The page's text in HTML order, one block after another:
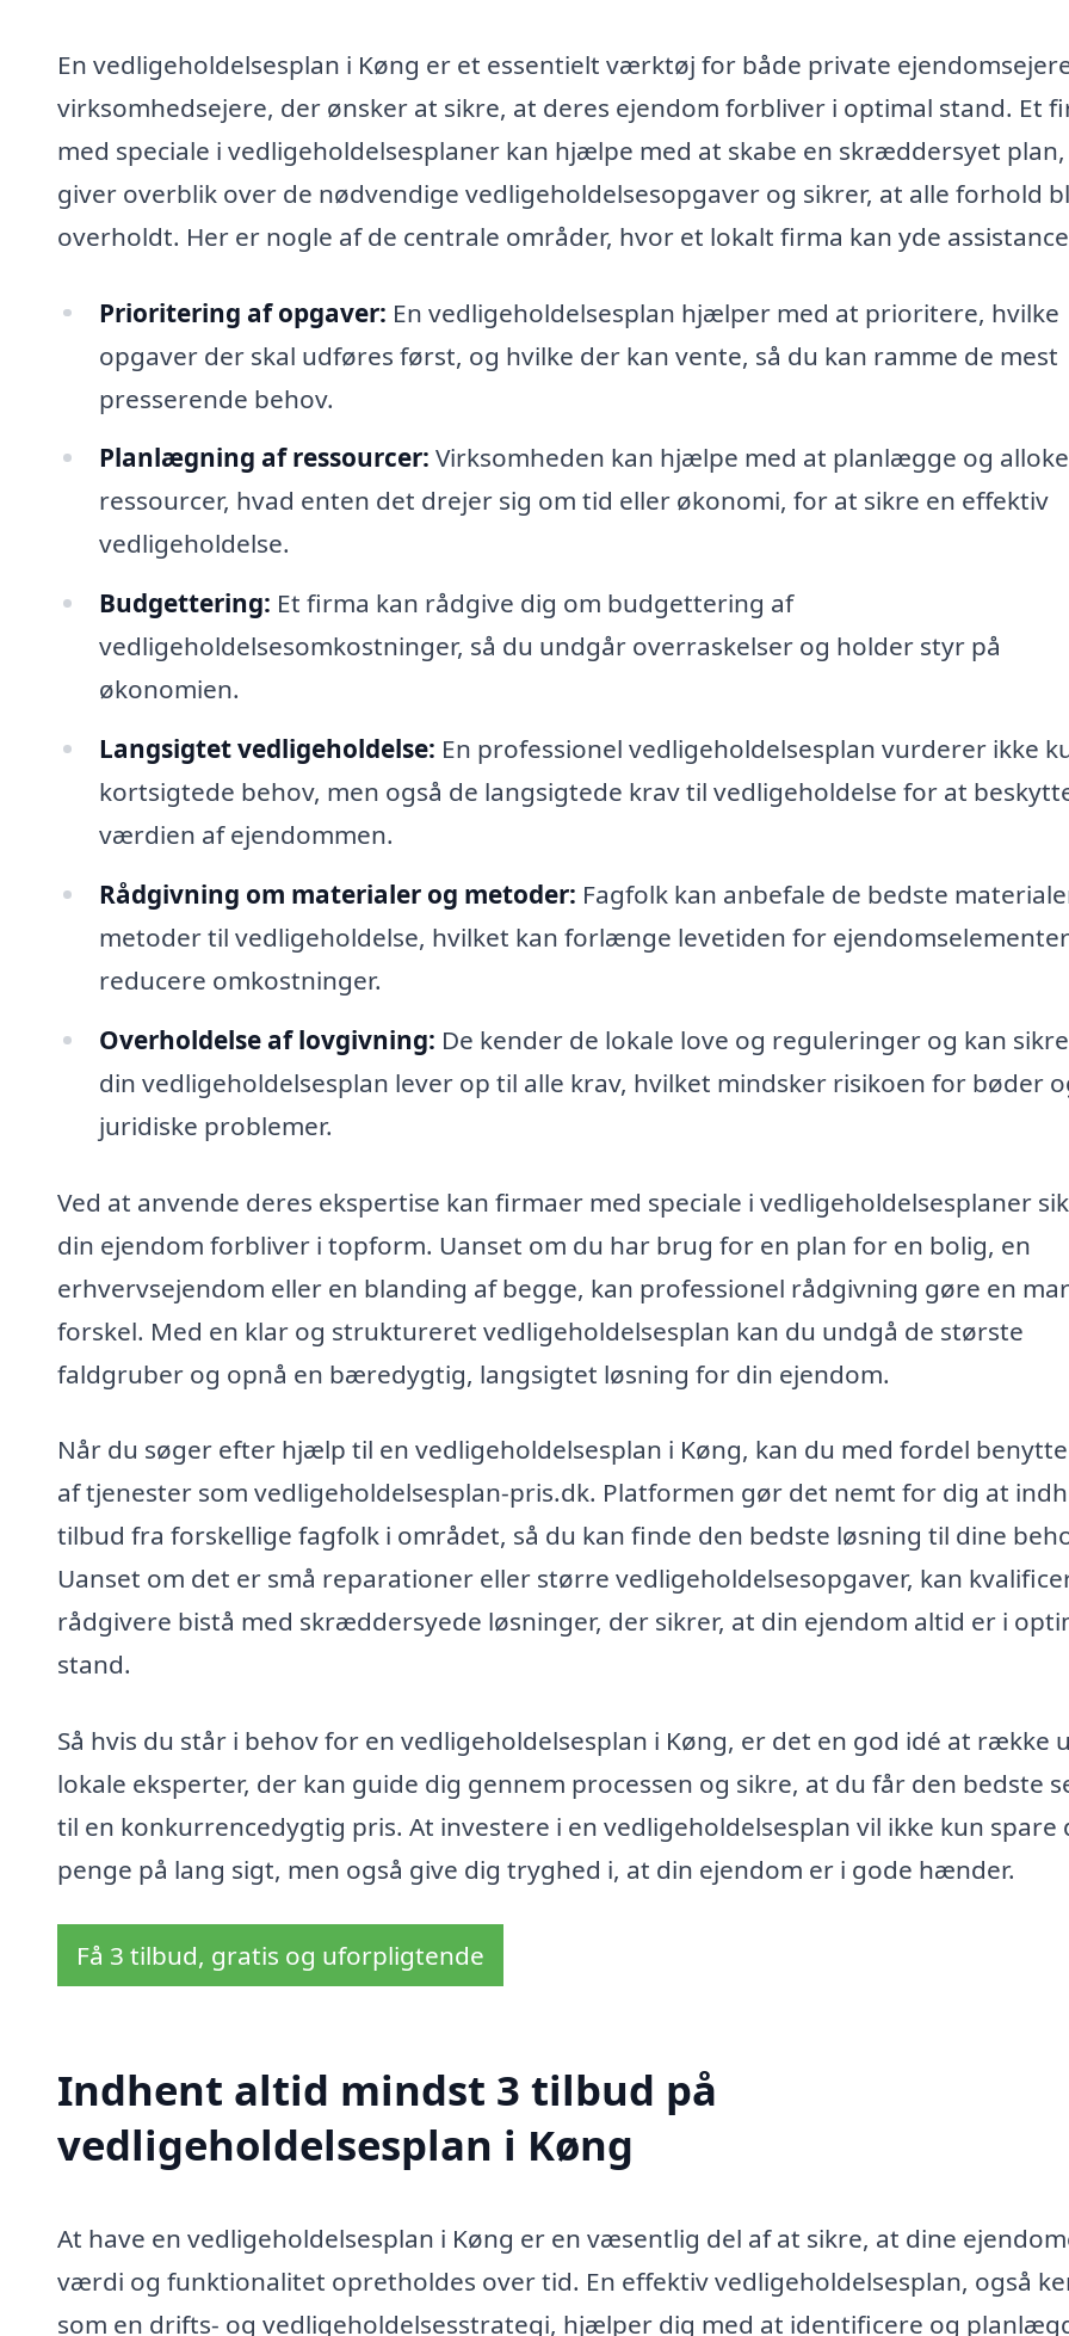
En vedligeholdelsesplan i Køng er et essentielt værktøj for både private
virksomhedsejere, der ønsker at sikre, at deres ejendom forbliver i optimal stand. Et
med speciale i vedligeholdelsesplaner kan hjælpe med at skabe en skræddersyet
giver overblik over de nødvendige vedligeholdelsesopgaver og sikrer, at alle forhold
overholdt. Her er nogle af de centrale områder, hvor et lokalt firma kan yde
Prioritering af opgaver: En vedligeholdelsesplan hjælper med at prioritere, hvilke
opgaver der skal udføres først, og hvilke der kan vente, så du kan ramme de mest
presserende behov.
Planlægning af ressourcer: Virksomheden kan hjælpe med at planlægge og
ressourcer, hvad enten det drejer sig om tid eller økonomi, for at sikre en effektiv
vedligeholdelse.
Budgettering: Et firma kan rådgive dig om budgettering af
vedligeholdelsesomkostninger, så du undgår overraskelser og holder styr på
økonomien.
Langsigtet vedligeholdelse: En professionel vedligeholdelsesplan vurderer ikke
kortsigtede behov, men også de langsigtede krav til vedligeholdelse for at
værdien af ejendommen.
Rådgivning om materialer og metoder: Fagfolk kan anbefale de bedste
metoder til vedligeholdelse, hvilket kan forlænge levetiden for
reducere omkostninger.
Overholdelse af lovgivning: De kender de lokale love og reguleringer og kan
din vedligeholdelsesplan lever op til alle krav, hvilket mindsker risikoen for bøder
juridiske problemer.
Ved at anvende deres ekspertise kan firmaer med speciale i vedligeholdelsesplaner
din ejendom forbliver i topform. Uanset om du har brug for en plan for en bolig, en
erhvervsejendom eller en blanding af begge, kan professionel rådgivning gøre en
forskel. Med en klar og struktureret vedligeholdelsesplan kan du undgå de største
faldgruber og opnå en bæredygtig, langsigtet løsning for din ejendom.
Når du søger efter hjælp til en vedligeholdelsesplan i Køng, kan du med fordel
af tjenester som vedligeholdelsesplan-pris.dk. Platformen gør det nemt for dig at
tilbud fra forskellige fagfolk i området, så du kan finde den bedste løsning til dine
Uanset om det er små reparationer eller større vedligeholdelsesopgaver, kan
rådgivere bistå med skræddersyede løsninger, der sikrer, at din ejendom altid er i
stand.
Så hvis du står i behov for en vedligeholdelsesplan i Køng, er det en god idé at række
lokale eksperter, der kan guide dig gennem processen og sikre, at du får den bedste
til en konkurrencedygtig pris. At investere i en vedligeholdelsesplan vil ikke kun spare
penge på lang sigt, men også give dig tryghed i, at din ejendom er i gode hænder.
Få 3 tilbud, gratis og uforpligtende
Indhent altid mindst 3 tilbud på
vedligeholdelsesplan i Køng
At have en vedligeholdelsesplan i Køng er en væsentlig del af at sikre, at dine
værdi og funktionalitet opretholdes over tid. En effektiv vedligeholdelsesplan, også
som en drifts- og vedligeholdelsesstrategi, hjælper dig med at identificere og